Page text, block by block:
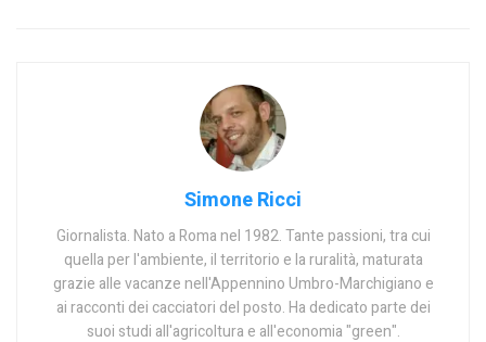
Simone Ricci
Giornalista. Nato a Roma nel 1982. Tante passioni, tra cui
quella per l'ambiente, il territorio e la ruralità, maturata
grazie alle vacanze nell'Appennino Umbro-Marchigiano e
ai racconti dei cacciatori del posto. Ha dedicato parte dei
suoi studi all'agricoltura e all'economia "green".